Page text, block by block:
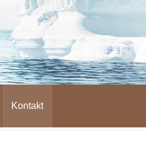
Kontakt